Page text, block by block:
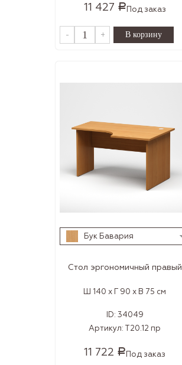
11 427 Р Под заказ
- +
Бук Бавария
Стол эргономичный правый
Ш 140 x Г 90 x В 75 см
ID: 34049
Артикул: Т20.12 пр
11 722 Р Под заказ